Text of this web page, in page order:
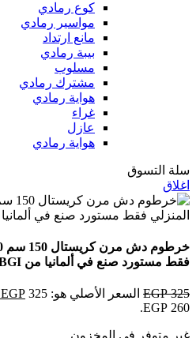
كوع رمادي
مواسير رمادي
مانع ارتداد
بيبة رمادي
مسلوب
مشترك رمادي
هواية رمادي
غراء
عازل
هواية رمادي
سلة التسوق
اغلاق
فقط مستورد صنع في ألمانيا من BGI
325
EGP السعر الأصلي هو: 325 EGP. EGP
260 EGP.